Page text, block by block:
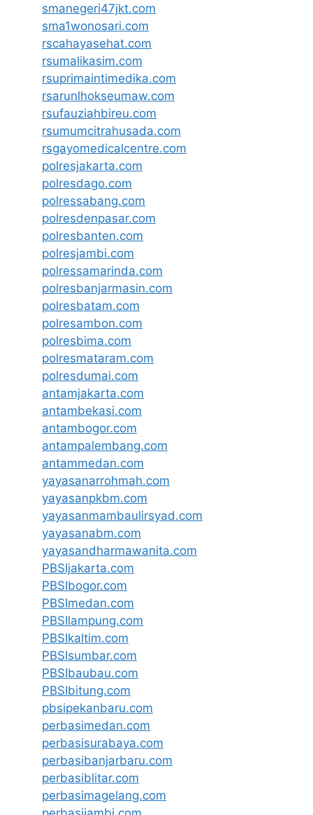
smanegeri47jkt.com
sma1wonosari.com
rscahayasehat.com
rsumalikasim.com
rsuprimaintimedika.com
rsarunlhokseumaw.com
rsufauziahbireu.com
rsumumcitrahusada.com
rsgayomedicalcentre.com
polresjakarta.com
polresdago.com
polressabang.com
polresdenpasar.com
polresbanten.com
polresjambi.com
polressamarinda.com
polresbanjarmasin.com
polresbatam.com
polresambon.com
polresbima.com
polresmataram.com
polresdumai.com
antamjakarta.com
antambekasi.com
antambogor.com
antampalembang.com
antammedan.com
yayasanarrohmah.com
yayasanpkbm.com
yayasanmambaulirsyad.com
yayasanabm.com
yayasandharmawanita.com
PBSIjakarta.com
PBSIbogor.com
PBSImedan.com
PBSIlampung.com
PBSIkaltim.com
PBSIsumbar.com
PBSIbaubau.com
PBSIbitung.com
pbsipekanbaru.com
perbasimedan.com
perbasisurabaya.com
perbasibanjarbaru.com
perbasiblitar.com
perbasimagelang.com